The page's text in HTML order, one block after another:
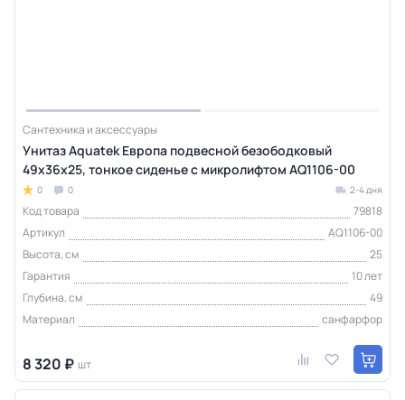
Сантехника и аксессуары
Унитаз Aquatek Европа подвесной безободковый
49х36х25, тонкое сиденье с микролифтом AQ1106-00
0 0 2-4 дня
Код товара
79818
Артикул
AQ1106-00
Высота, см
25
Гарантия
10 лет
Глубина, см
49
Материал
санфарфор
8 320 ₽ шт